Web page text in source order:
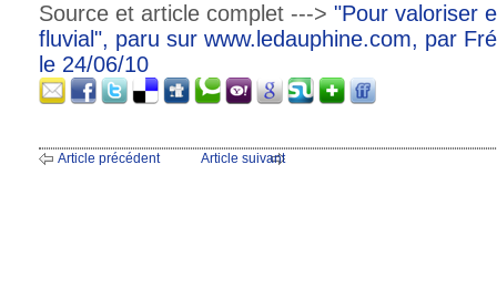
Source et article complet ---> "Pour valoriser
fluvial", paru sur www.ledauphine.com, par
le 24/06/10
Article précédent Article suivant